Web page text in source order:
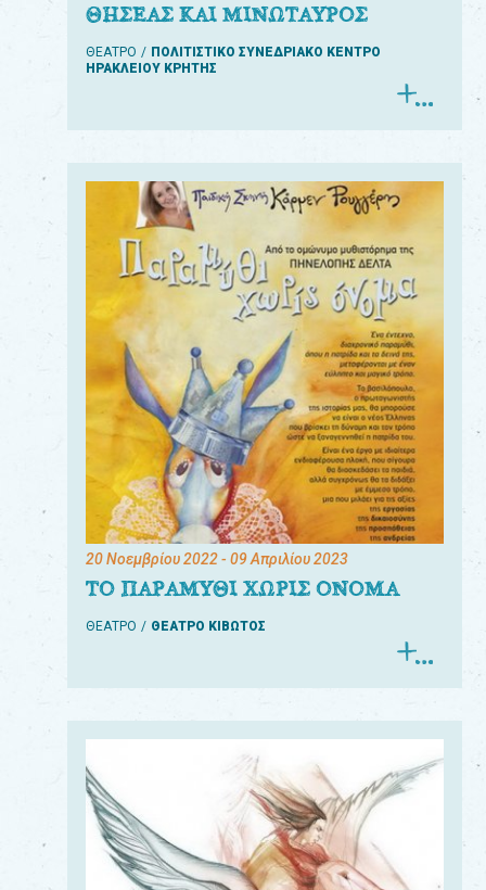
ΘΗΣΕΑΣ ΚΑΙ ΜΙΝΩΤΑΥΡΟΣ
ΘΕΑΤΡΟ
ΠΟΛΙΤΙΣΤΙΚΟ ΣΥΝΕΔΡΙΑΚΟ ΚΕΝΤΡΟ
ΗΡΑΚΛΕΙΟΥ ΚΡΗΤΗΣ
20 Νοεμβρίου 2022- 09 Απριλίου 2023
ΤΟ ΠΑΡΑΜΥΘΙ ΧΩΡΙΣ ΟΝΟΜΑ
ΘΕΑΤΡΟ ΘΕΑΤΡΟ ΚΙΒΩΤΟΣ